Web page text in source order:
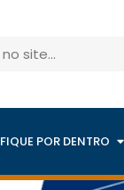
FIQUE POR DENTRO